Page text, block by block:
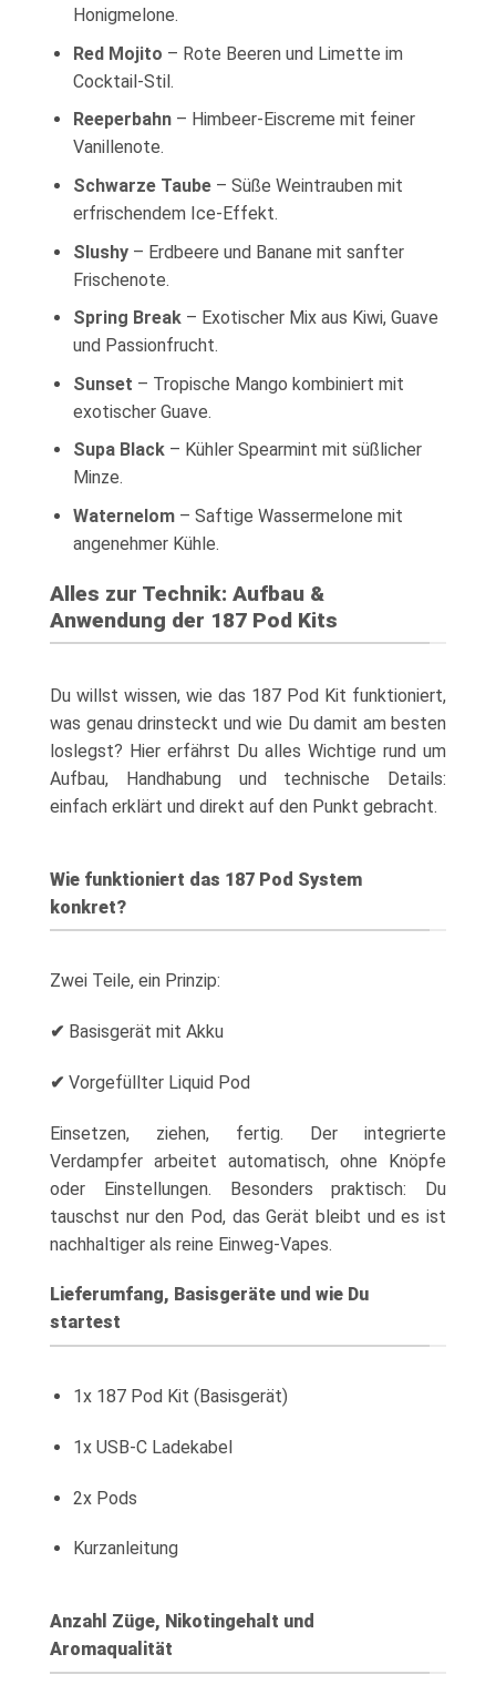
Honigmelone.
Red Mojito – Rote Beeren und Limette im
Cocktail-Stil.
Reeperbahn– Himbeer-Eiscreme mit feiner
Vanillenote.
Schwarze Taube– Süße Weintrauben mit
erfrischendem Ice-Effekt.
Slushy– Erdbeere und Banane mit sanfter
Frischenote.
Spring Break– Exotischer Mix aus Kiwi, Guave
und Passionfrucht.
Sunset – Tropische Mango kombiniert mit
exotischer Guave.
Supa Black– Kühler Spearmint mit süßlicher
Minze.
Waternelom– Saftige Wassermelone mit
angenehmer Kühle.
Alles zur Technik: Aufbau &
Anwendung der 187 Pod Kits
Du willst wissen, wie das 187 Pod Kit funktioniert,
was genau drinsteckt und wie Du damit am besten
loslegst? Hier erfährst Du alles Wichtige rund um
Aufbau, Handhabung und technische Details:
einfach erklärt und direkt auf den Punkt gebracht.
Wie funktioniert das 187 Pod System
konkret?
Zwei Teile, ein Prinzip:
✔ Basisgerät mit Akku
✔ Vorgefüllter Liquid Pod
Einsetzen, ziehen, fertig. Der integrierte
Verdampfer arbeitet automatisch, ohne Knöpfe
oder Einstellungen. Besonders praktisch: Du
tauschst nur den Pod, das Gerät bleibt und es ist
nachhaltiger als reine Einweg-Vapes.
Lieferumfang, Basisgeräte und wie Du
startest
1x 187 Pod Kit (Basisgerät)
1x USB-C Ladekabel
2x Pods
Kurzanleitung
Anzahl Züge, Nikotingehalt und
Aromaqualität